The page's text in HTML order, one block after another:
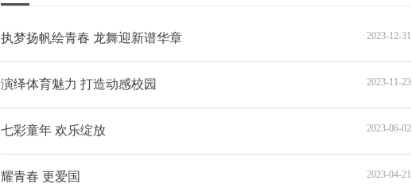
执梦扬帆绘青春 龙舞迎新谱华章 2023-12-31
演绎体育魅力 打造动感校园 2023-11-23
七彩童年 欢乐绽放 2023-06-02
耀青春 更爱国 2023-04-21